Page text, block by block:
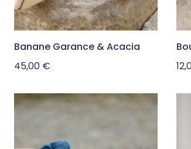
Banane Garance & Acacia
45,00 €